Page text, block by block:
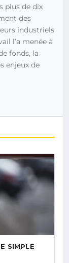
plus de dix
des
industriels
l’a menée à
fonds, la
enjeux de
SIMPLE